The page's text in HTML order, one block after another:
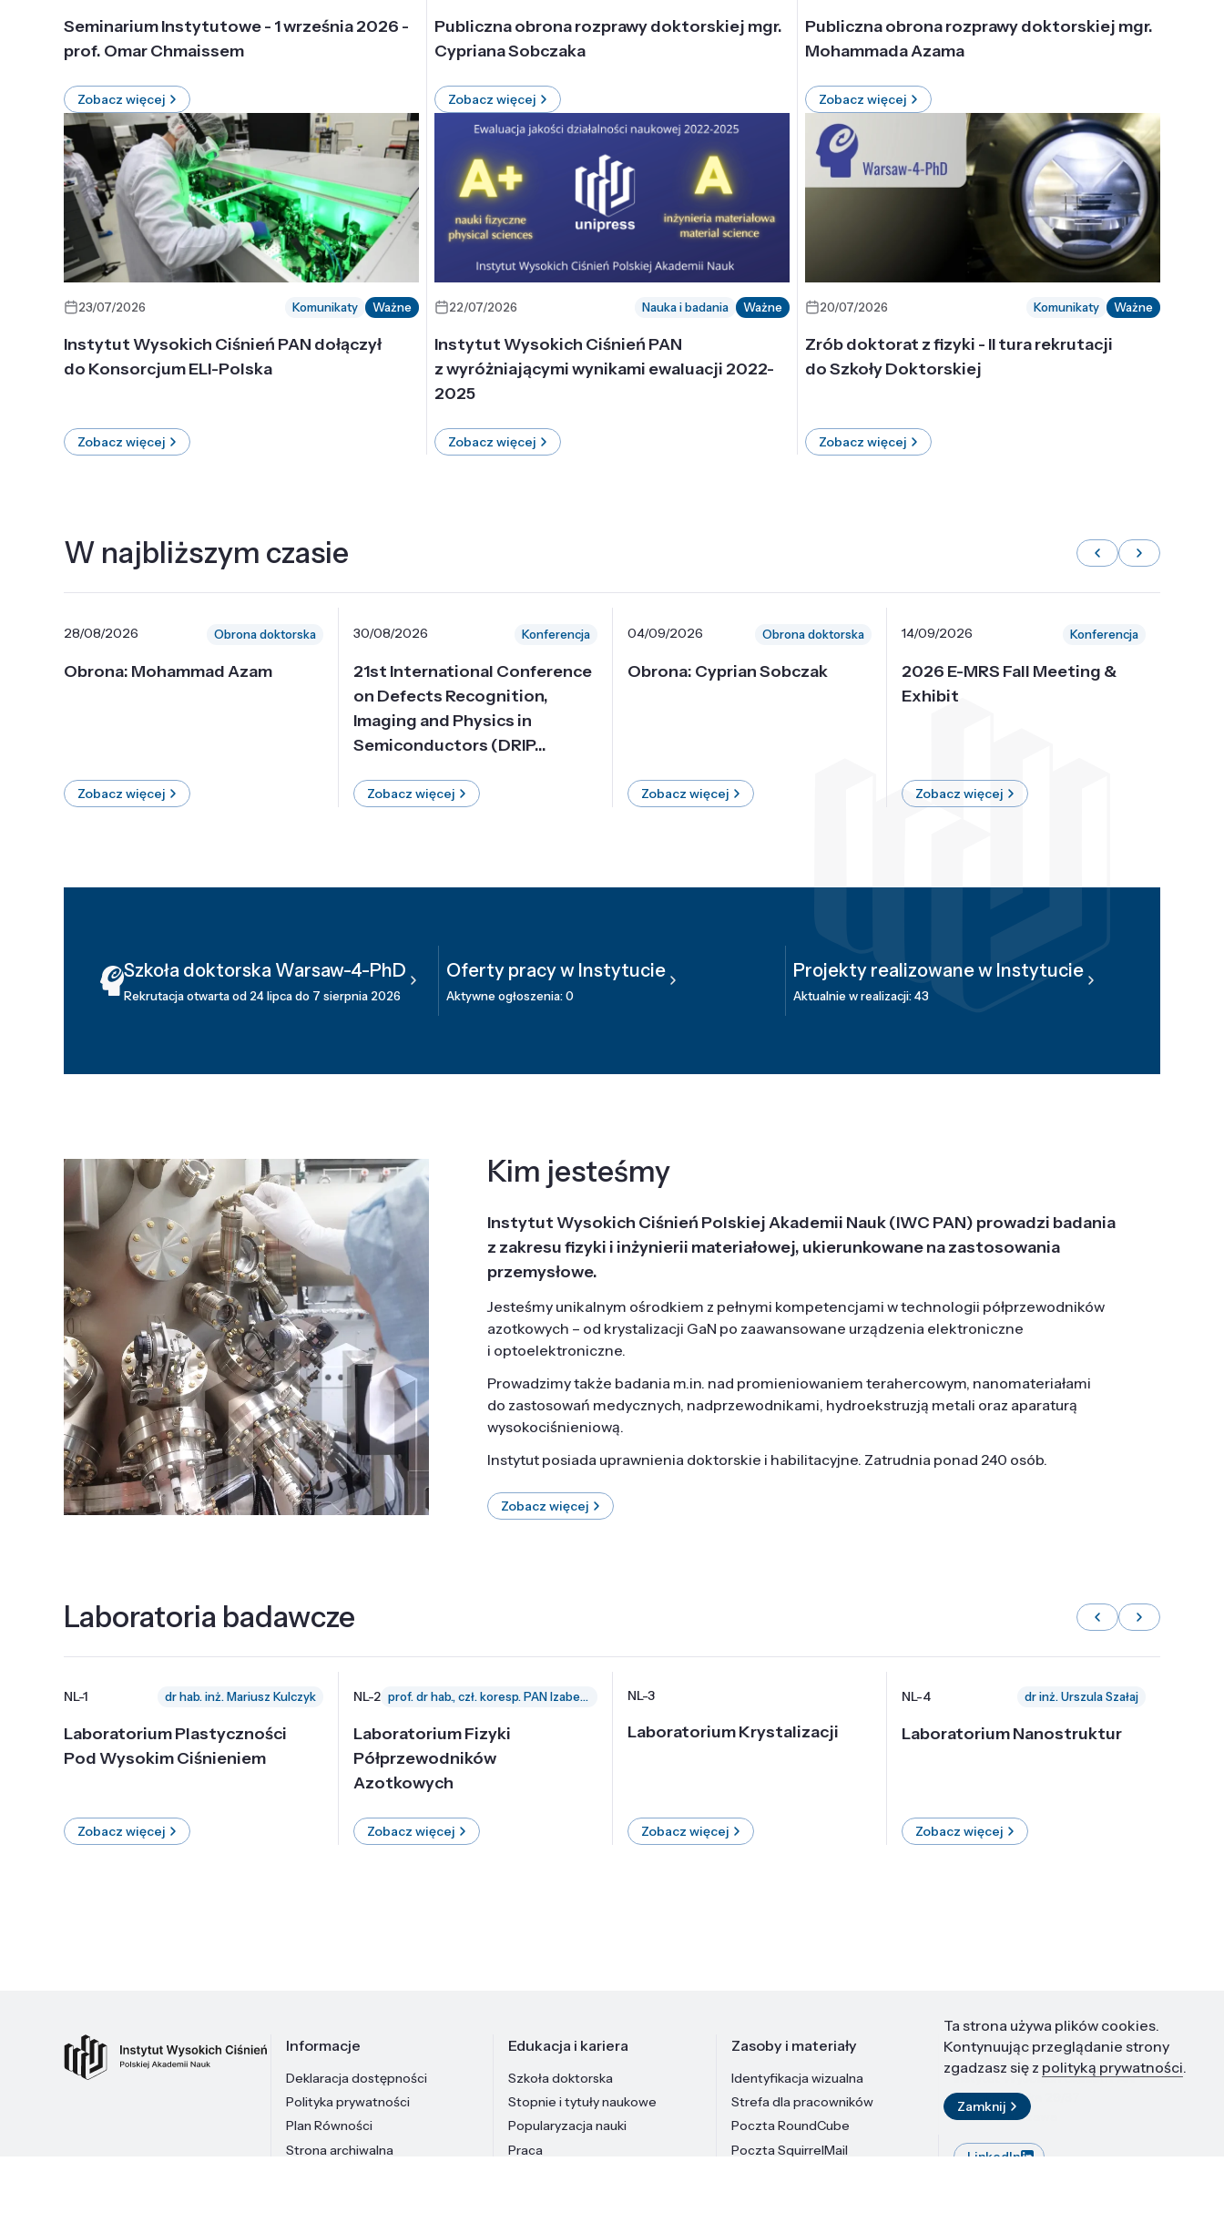
Seminarium Instytutowe - 1 września 2026 -
prof. Omar Chmaissem
Zobacz więcej
Publiczna obrona rozprawy doktorskiej mgr.
Cypriana Sobczaka
Zobacz więcej
Publiczna obrona rozprawy doktorskiej mgr.
Mohammada Azama
Zobacz więcej
23/07/2026 Komunikaty Ważne
Instytut Wysokich Ciśnień PAN dołączył
do Konsorcjum ELI-Polska
Zobacz więcej
22/07/2026 Nauka i badania Ważne
Instytut Wysokich Ciśnień PAN
z wyróżniającymi wynikami ewaluacji 2022-
2025
Zobacz więcej
20/07/2026 Komunikaty Ważne
Zrób doktorat z fizyki - II tura rekrutacji
do Szkoły Doktorskiej
Zobacz więcej
W najbliższym czasie
28/08/2026 Obrona doktorska
Obrona: Mohammad Azam
Zobacz więcej
30/08/2026 Konferencja
21st International Conference
on Defects Recognition,
Imaging and Physics in
Semiconductors (DRIP...
Zobacz więcej
04/09/2026 Obrona doktorska
Obrona: Cyprian Sobczak
Zobacz więcej
14/09/2026 Konferencja
2026 E-MRS Fall Meeting &
Exhibit
Zobacz więcej
Szkoła doktorska Warsaw-4-PhD
Rekrutacja otwarta od 24 lipca do 7 sierpnia 2026
Oferty pracy w Instytucie
Aktywne ogłoszenia: 0
Projekty realizowane w Instytucie
Aktualnie w realizacji: 43
Kim jesteśmy
Instytut Wysokich Ciśnień Polskiej Akademii Nauk (IWC PAN) prowadzi badania
z zakresu fizyki i inżynierii materiałowej, ukierunkowane na zastosowania
przemysłowe.
Jesteśmy unikalnym ośrodkiem z pełnymi kompetencjami w technologii półprzewodników
azotkowych – od krystalizacji GaN po zaawansowane urządzenia elektroniczne
i optoelektroniczne.
Prowadzimy także badania m.in. nad promieniowaniem terahercowym, nanomateriałami
do zastosowań medycznych, nadprzewodnikami, hydroekstruzją metali oraz aparaturą
wysokociśnieniową.
Instytut posiada uprawnienia doktorskie i habilitacyjne. Zatrudnia ponad 240 osób.
Zobacz więcej
Laboratoria badawcze
NL-1 dr hab. inż. Mariusz Kulczyk
Laboratorium Plastyczności
Pod Wysokim Ciśnieniem
Zobacz więcej
NL-2 prof. dr hab., czł. koresp. PAN Izabella Grzegory
Laboratorium Fizyki
Półprzewodników
Azotkowych
Zobacz więcej
NL-3
Laboratorium Krystalizacji
Zobacz więcej
NL-4 dr inż. Urszula Szałaj
Laboratorium Nanostruktur
Zobacz więcej
Informacje
Deklaracja dostępności
Polityka prywatności
Plan Równości
Strona archiwalna
Edukacja i kariera
Szkoła doktorska
Stopnie i tytuły naukowe
Popularyzacja nauki
Praca
Zasoby i materiały
Identyfikacja wizualna
Strefa dla pracowników
Poczta RoundCube
Poczta SquirrelMail
Kontakt
Instytut Wysokich Ciśnień PAN
ul. Sokołowska 29/37
01-142 Warszawa
LinkedIn
Ta strona używa plików cookies.
Kontynuując przeglądanie strony
zgadzasz się z polityką prywatności.
Zamknij